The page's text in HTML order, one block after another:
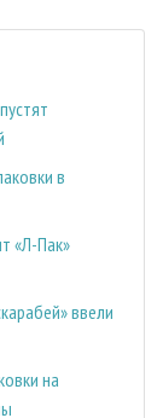
в
«Л-Пак»
ввели
на